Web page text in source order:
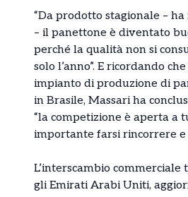
“Da prodotto stagionale –
– il panettone è diventato
perché la qualità non si
solo l’anno”. E ricordando
impianto di produzione di
in Brasile, Massari ha
“la competizione è aperta a
importante farsi rincorrere e
L’interscambio commerciale
gli Emirati Arabi Uniti,